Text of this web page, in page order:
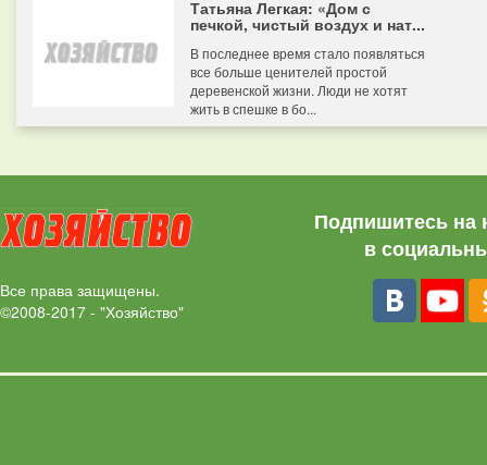
Татьяна Легкая: «Дом с
печкой, чистый воздух и нат...
В последнее время стало появляться
все больше ценителей простой
деревенской жизни. Люди не хотят
жить в спешке в бо...
Все права защищены.
©2008-2017 - "Хозяйство"
Подпишитесь на
в